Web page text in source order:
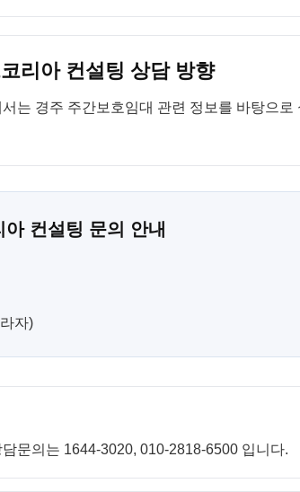
리아 컨설팅 상담 방향
는 경주 주간보호임대 관련 정보를 바탕으
컨설팅 문의 안내
자)
문의는 1644-3020, 010-2818-6500 입니다.